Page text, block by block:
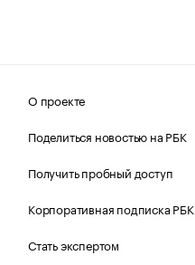
О проекте
Поделиться новостью на РБК
Получить пробный доступ
Корпоративная подписка РБК
Стать экспертом